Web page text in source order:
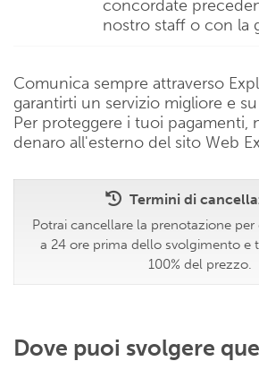
concordate
nostro staff o con la
Comunica sempre attraverso
garantirti un servizio migliore e
Per proteggere i tuoi pagamenti,
denaro all'esterno del sito Web
Termini di
Potrai cancellare la prenotazione
a 24 ore prima dello svolgimento e
100% del prezzo.
Dove puoi svolgere